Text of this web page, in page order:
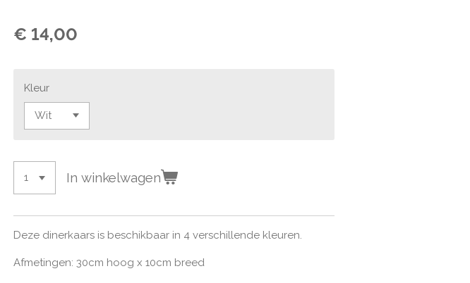
€ 14,00
Kleur
In winkelwagen
Deze dinerkaars is beschikbaar in 4 verschillende kleuren.
Afmetingen: 30cm hoog x 10cm breed